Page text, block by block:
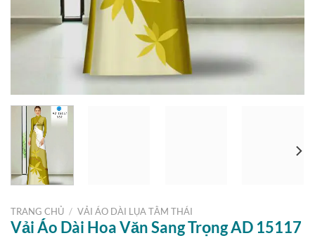
TRANG CHỦ / VẢI ÁO DÀI LỤA TẰM THÁI
Vải Áo Dài Hoa Văn Sang Trọng AD 15117